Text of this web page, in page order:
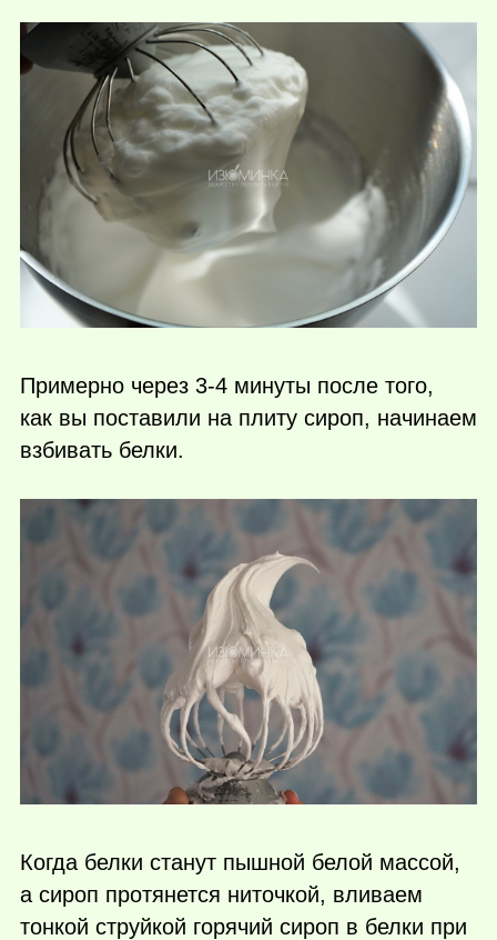
Примерно через 3-4 минуты после того,
как вы поставили на плиту сироп, начинаем
взбивать белки.
Когда белки станут пышной белой массой,
а сироп протянется ниточкой, вливаем
тонкой струйкой горячий сироп в белки при